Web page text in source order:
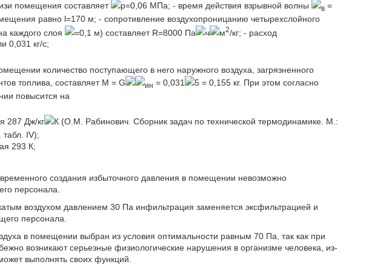
помещения составляет
р=0,06 МПа; - время действия взрывной волны в =
равно l=170 м; - сопротивление воздухопроницанию четырехслойного
каждого слоя
=0,1 м) составляет R=8000 Па ч м2/кг; - расход
0,031 кг/с;
количество поступающего в него наружного воздуха, загрязненного
топлива, составляет M = G
ин = 0,031
5 = 0,155 кг. При этом согласно
повысится на
287 Дж/кг
К (О.М. Рабинович. Сборник задач по технической термодинамике. М.:
IV);
293 К;
создания избыточного давления в помещении невозможно
персонала.
воздухом давлением 30 Па инфильтрация заменяется эксфильтрацией и
персонала.
в помещении выбран из условия оптимальности равным 70 Па, так как при
возникают серьезные физиологические нарушения в организме человека, из-
выполнять своих функций.